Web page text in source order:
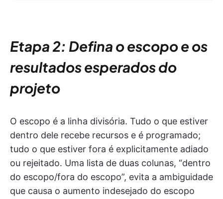
Etapa 2: Defina o escopo e os
resultados esperados do
projeto
O escopo é a linha divisória. Tudo o que estiver
dentro dele recebe recursos e é programado;
tudo o que estiver fora é explicitamente adiado
ou rejeitado. Uma lista de duas colunas, “dentro
do escopo/fora do escopo”, evita a ambiguidade
que causa o aumento indesejado do escopo